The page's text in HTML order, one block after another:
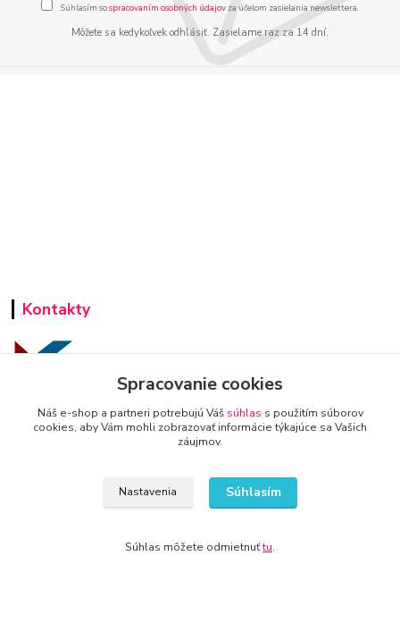
Súhlasím sospracovaním osobných údajov za účelom zasielania newslettera.
Môžete sa kedykoľvek odhlásiť. Zasielame raz za 14 dní.
Kontakty
www.super-predajca.sk
info@kamenik.sk
Spracovanie cookies
Náš e-shop a partneri potrebujú Váš súhlas s použitím súborov
cookies, aby Vám mohli zobrazovať informácie týkajúce sa Vašich
záujmov.
Nastavenia Súhlasím
Súhlas môžete odmietnuťtu.